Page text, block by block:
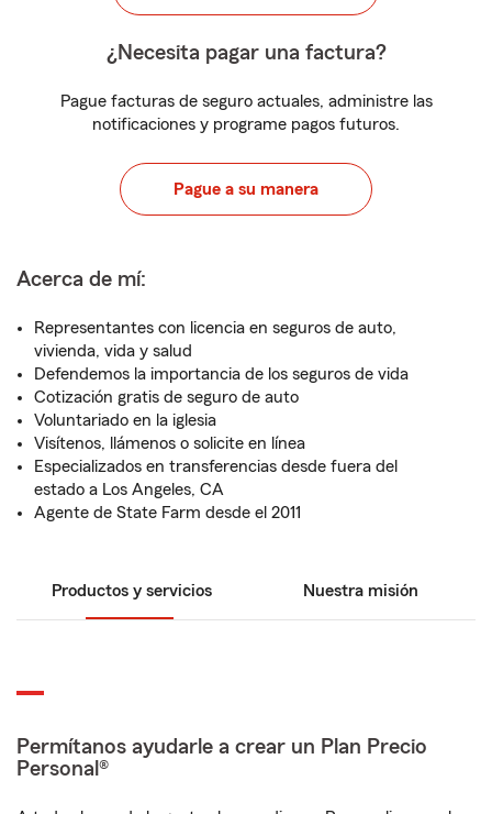
¿Necesita pagar una factura?
Pague facturas de seguro actuales, administre las
notificaciones y programe pagos futuros.
Pague a su manera
Acerca de mí:
Representantes con licencia en seguros de auto,
vivienda, vida y salud
Defendemos la importancia de los seguros de vida
Cotización gratis de seguro de auto
Voluntariado en la iglesia
Visítenos, llámenos o solicite en línea
Especializados en transferencias desde fuera del
estado a Los Angeles, CA
Agente de State Farm desde el 2011
Productos y servicios Nuestra misión
Permítanos ayudarle a crear un Plan Precio
Personal®